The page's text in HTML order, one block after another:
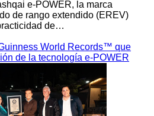
e-POWER, la marca
de rango extendido (EREV)
de…
World Records™ que
de la tecnología e-POWER